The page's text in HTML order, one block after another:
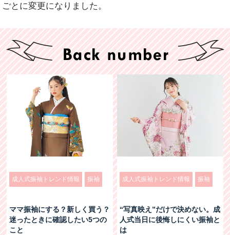
ごとに変更になりました。
成人式振袖トレンド情報 振袖
ママ振袖にする？新しく買う？
迷ったときに確認したい5つの
こと
成人式振袖トレンド情報 振袖
“写真映え”だけで決めない。成
人式当日に後悔しにくい振袖と
は